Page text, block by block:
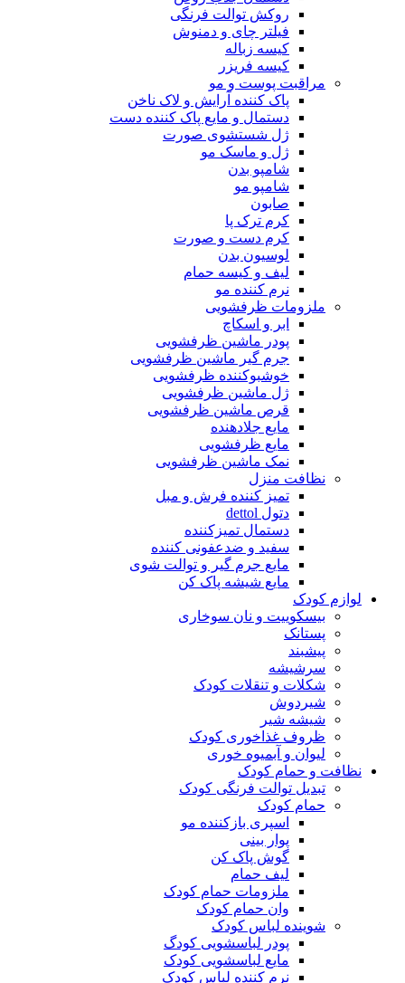
روکش توالت فرنگی
فیلتر چای و دمنوش
کیسه زباله
کیسه فریزر
مراقبت پوست و مو
پاک کننده آرایش و لاک ناخن
دستمال و مایع پاک کننده دست
ژل شستشوی صورت
ژل و ماسک مو
شامپو بدن
شامپو مو
صابون
کرم ترک پا
کرم دست و صورت
لوسیون بدن
لیف و کیسه حمام
نرم کننده مو
ملزومات ظرفشویی
ابر و اسکاچ
پودر ماشین ظرفشویی
جرم گیر ماشین ظرفشویی
خوشبوکننده ظرفشویی
ژل ماشین ظرفشویی
قرص ماشین ظرفشویی
مایع جلادهنده
مایع ظرفشویی
نمک ماشین ظرفشویی
نظافت منزل
تمیز کننده فرش و مبل
دتول dettol
دستمال تمیزکننده
سفید و ضدعفونی کننده
مایع جرم گیر و توالت شوی
مایع شیشه پاک کن
لوازم کودک
بیسکوییت و نان سوخاری
پستانک
پیشبند
سرشیشه
شکلات و تنقلات کودک
شیردوش
شیشه شیر
ظروف غذاخوری کودک
لیوان و آبمیوه خوری
نظافت و حمام کودک
تبدیل توالت فرنگی کودک
حمام کودک
اسپری بازکننده مو
پوار بینی
گوش پاک کن
لیف حمام
ملزومات حمام کودک
وان حمام کودک
شوینده لباس کودک
پودر لباسشویی کودگ
مایع لباسشویی کودک
نرم کننده لباس کودک